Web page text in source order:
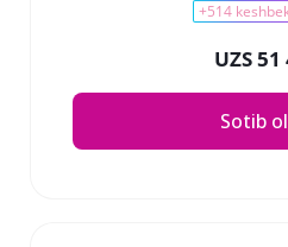
+514
UZS 51
Sotib